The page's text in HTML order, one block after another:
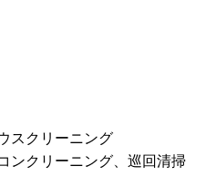
スクリーニング
ンクリーニング、巡回清掃